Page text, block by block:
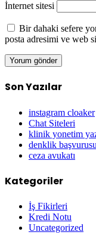
İnternet sitesi
Bir dahaki sefere
posta adresimi ve web
Son Yazılar
instagram cloaker
Chat Siteleri
klinik yonetim
denklik başvurusu
ceza avukatı
Kategoriler
İş Fikirleri
Kredi Notu
Uncategorized